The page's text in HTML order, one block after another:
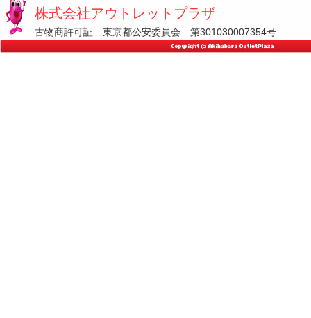
株式会社アウトレットプラザ
古物商許可証 東京都公安委員会 第301030007354号